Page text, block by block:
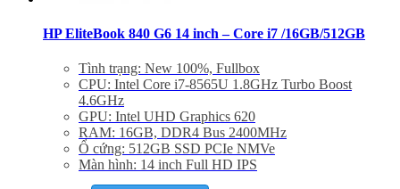
HP EliteBook 840 G6 14 inch – Core i7 /16GB/512GB
Tình trạng: New 100%, Fullbox
CPU: Intel Core i7-8565U 1.8GHz Turbo Boost
4.6GHz
GPU: Intel UHD Graphics 620
RAM: 16GB, DDR4 Bus 2400MHz
Ổ cứng: 512GB SSD PCIe NMVe
Màn hình: 14 inch Full HD IPS